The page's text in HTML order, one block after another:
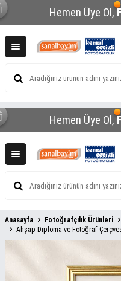
Hemen Üye Ol,
Hemen Üye Ol,
Anasayfa Fotoğrafçılık Ürünleri
Ahşap Diploma ve Fotoğraf